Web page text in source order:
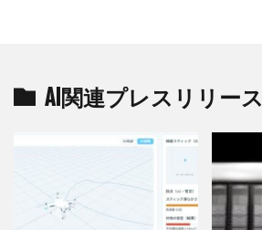
AI関連プレスリリース